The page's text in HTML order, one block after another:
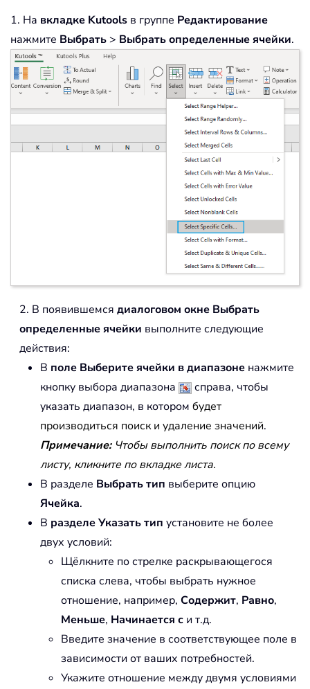
1. На вкладке Kutools в группе Редактирование
нажмите Выбрать > Выбрать определенные ячейки.
2. В появившемся диалоговом окне Выбрать
определенные ячейки выполните следующие
действия:
В поле Выберите ячейки в диапазоне нажмите
кнопку выбора диапазона
справа, чтобы
указать диапазон, в котором будет
производиться поиск и удаление значений.
Примечание:Чтобы выполнить поиск по всему
листу, кликните по вкладке листа.
В разделе Выбрать тип выберите опцию
Ячейка.
В разделе Указать тип установите не более
двух условий:
Щёлкните по стрелке раскрывающегося
списка слева, чтобы выбрать нужное
отношение, например, Содержит, Равно,
Меньше, Начинается с и т.д.
Введите значение в соответствующее поле в
зависимости от ваших потребностей.
Укажите отношение между двумя условиями